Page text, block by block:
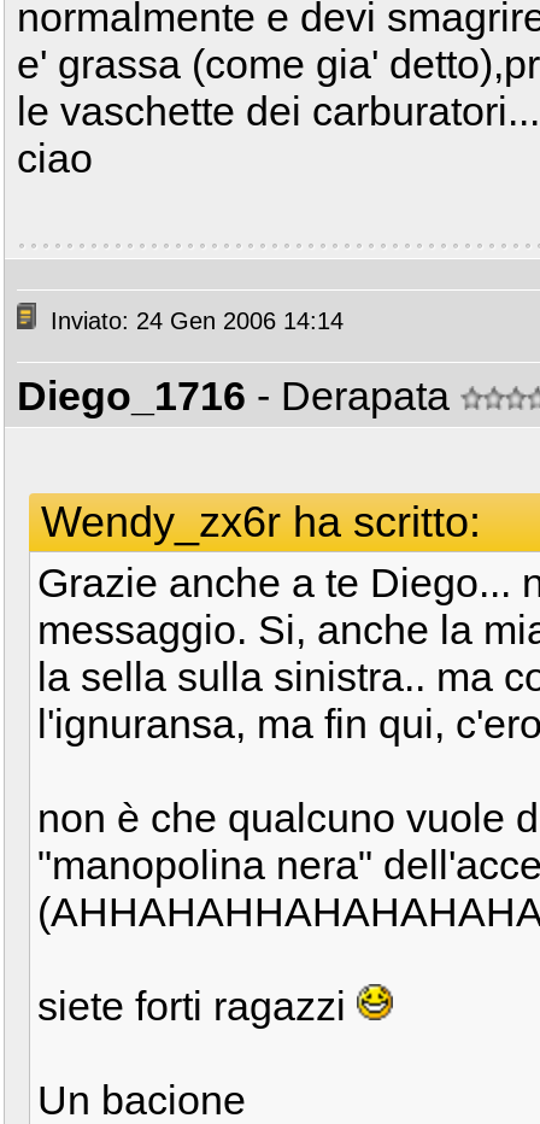
normalmente e devi
e' grassa (come gia'
le vaschette dei
ciao
Inviato: 24 Gen 2006 14:14
Diego_1716 - Derapata
Wendy_zx6r ha scritto:
Grazie anche a te Diego...
messaggio. Si, anche la
la sella sulla sinistra.. ma
l'ignuransa, ma fin qui,
non è che qualcuno vuole
"manopolina nera"
siete forti ragazzi
Un bacione